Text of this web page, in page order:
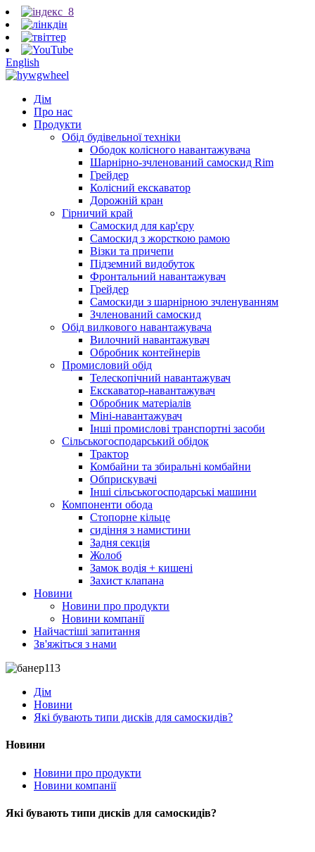
English
Дім
Про нас
Продукти
Обід будівельної техніки
Ободок колісного навантажувача
Шарнірно-зчленований самоскид Rim
Грейдер
Колісний екскаватор
Дорожній кран
Гірничий край
Самоскид для кар'єру
Самоскид з жорсткою рамою
Візки та причепи
Підземний видобуток
Фронтальний навантажувач
Грейдер
Самоскиди з шарнірною зчленуванням
Зчленований самоскид
Обід вилкового навантажувача
Вилочний навантажувач
Обробник контейнерів
Промисловий обід
Телескопічний навантажувач
Екскаватор-навантажувач
Обробник матеріалів
Міні-навантажувач
Інші промислові транспортні засоби
Сільськогосподарський обідок
Трактор
Комбайни та збиральні комбайни
Обприскувачі
Інші сільськогосподарські машини
Компоненти обода
Стопорне кільце
сидіння з намистини
Задня секція
Жолоб
Замок водія + кишені
Захист клапана
Новини
Новини про продукти
Новини компанії
Найчастіші запитання
Зв'яжіться з нами
Дім
Новини
Які бувають типи дисків для самоскидів?
Новини
Новини про продукти
Новини компанії
Які бувають типи дисків для самоскидів?